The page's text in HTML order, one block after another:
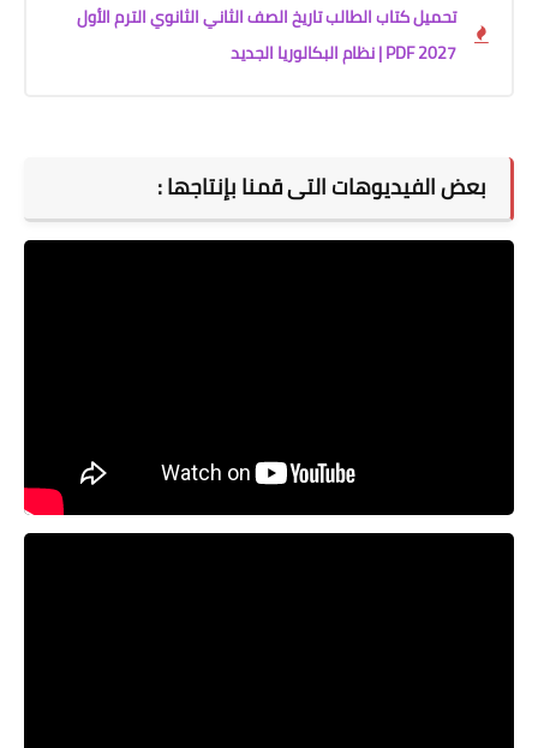
تحميل كتاب الطالب تاريخ الصف الثاني الثانوي الترم الأول
2027 PDF | نظام البكالوريا الجديد
بعض الفيديوهات التى قمنا بإنتاجها :